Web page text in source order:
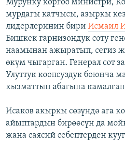
Мурунку коргоо министри,
мурдагы катчысы, азыркы
лидерлеринин бири Исмаил
Бишкек гарнизондук соту
наамынан ажыратып, сегиз
өкүм чыгарган. Генерал сот
Улуттук коопсуздук боюнча
кызматтын абагына
Исаков акыркы сөзүндө ага
айыптардын бирөөсүн да
жана саясий себептерден